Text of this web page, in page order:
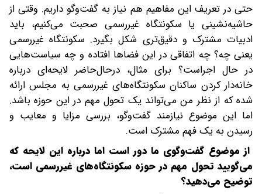
حتی در تعریف این مفاهیم هم نیاز به گفت‌وگو داریم. وقتی از
حاشیه‌نشینی یا سکونتگاه غیررسمی صحبت می‌کنیم، باید
ادبیات مشترک و دقیق‌تری شکل بگیرد. سکونتگاه غیررسمی
یعنی چه؟ چه اتفاقی در این فضاها افتاده و چه سیاست‌هایی
در حال اجراست؟ برای مثال، در‌حال‌حاضر لایحه‌ای درباره
خانه‌دار کردن ساکنان سکونتگاه‌های غیررسمی به مجلس ارائه
شده که از نظر من می‌تواند یک تحول مهم در این حوزه باشد.
اما این موضوع نیازمند گفت‌وگو، بررسی مزایا و معایب و
رسیدن به یک فهم مشترک است.
از موضوع گفت‌وگوی ما دور است اما درباره این لایحه که
می‌گویید تحول مهم در حوزه سکونتگاه‌های غیررسمی است،
توضیح می‌دهید؟